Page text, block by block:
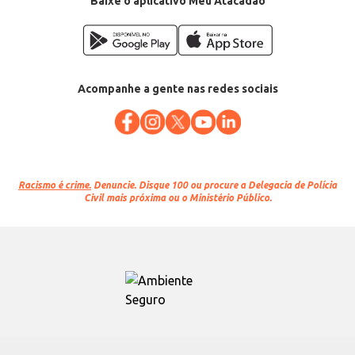
Acompanhe a gente nas redes sociais
Racismo é crime. Denuncie. Disque 100 ou procure a Delegacia de Polícia
Civil mais próxima ou o Ministério Público.